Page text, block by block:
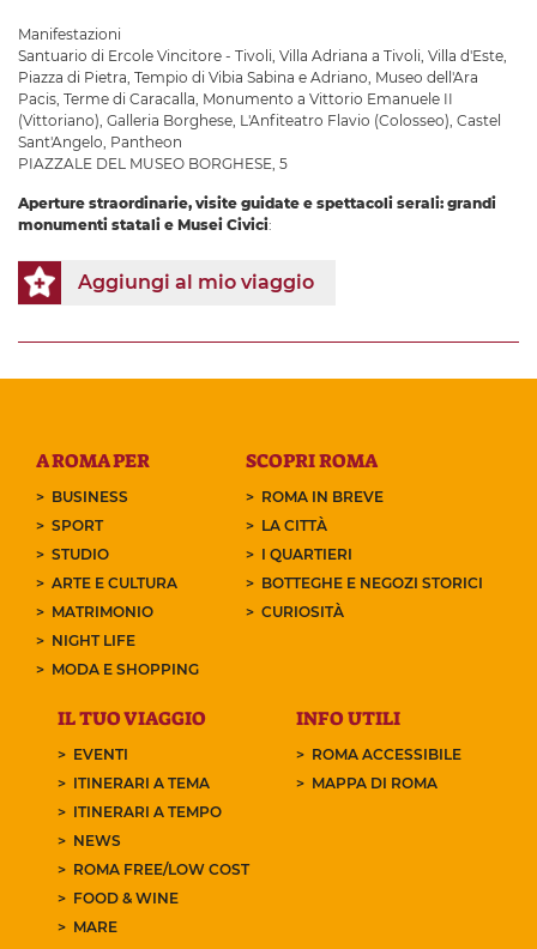
Manifestazioni
Santuario di Ercole Vincitore - Tivoli Villa Adriana a Tivoli Villa d'Este
Piazza di Pietra Tempio di Vibia Sabina e Adriano Museo dell'Ara
Pacis Terme di Caracalla Monumento a Vittorio Emanuele II
(Vittoriano) Galleria Borghese L'Anfiteatro Flavio (Colosseo) Castel
Sant'Angelo Pantheon
PIAZZALE DEL MUSEO BORGHESE, 5
Aperture straordinarie, visite guidate e spettacoli serali: grandi
monumenti statali e Musei Civici:
Aggiungi al mio viaggio
A ROMA PER
BUSINESS
SPORT
STUDIO
ARTE E CULTURA
MATRIMONIO
NIGHT LIFE
MODA E SHOPPING
SCOPRI ROMA
ROMA IN BREVE
LA CITTÀ
I QUARTIERI
BOTTEGHE E NEGOZI STORICI
CURIOSITÀ
IL TUO VIAGGIO
EVENTI
ITINERARI A TEMA
ITINERARI A TEMPO
NEWS
ROMA FREE/LOW COST
FOOD & WINE
MARE
INFO UTILI
ROMA ACCESSIBILE
MAPPA DI ROMA